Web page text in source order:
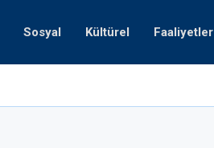
Sosyal Kültürel Faaliyetler